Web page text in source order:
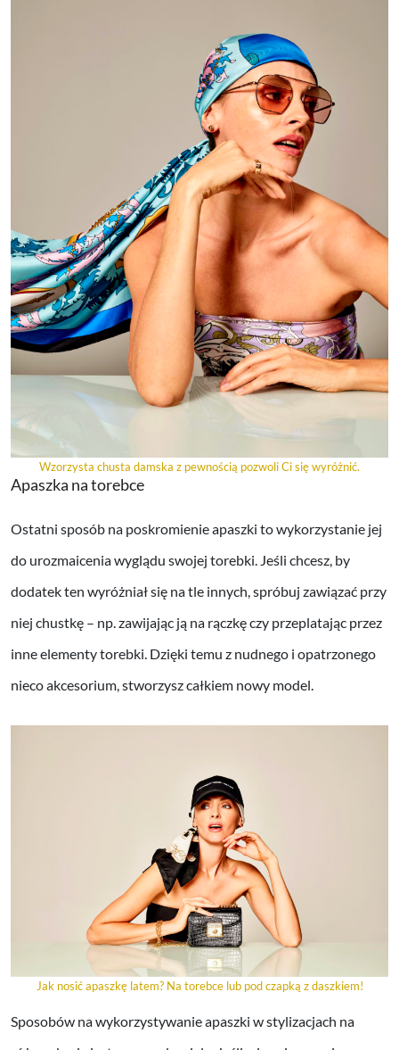
Wzorzysta chusta damska z pewnością pozwoli Ci się wyróżnić.
Apaszka na torebce
Ostatni sposób na poskromienie apaszki to wykorzystanie jej
do urozmaicenia wyglądu swojej torebki. Jeśli chcesz, by
dodatek ten wyróżniał się na tle innych, spróbuj zawiązać przy
niej chustkę – np. zawijając ją na rączkę czy przeplatając przez
inne elementy torebki. Dzięki temu z nudnego i opatrzonego
nieco akcesorium, stworzysz całkiem nowy model.
Jak nosić apaszkę latem? Na torebce lub pod czapką z daszkiem!
Sposobów na wykorzystywanie apaszki w stylizacjach na